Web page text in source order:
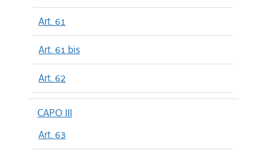
Art. 61
Art. 61 bis
Art. 62
CAPO III
Art. 63